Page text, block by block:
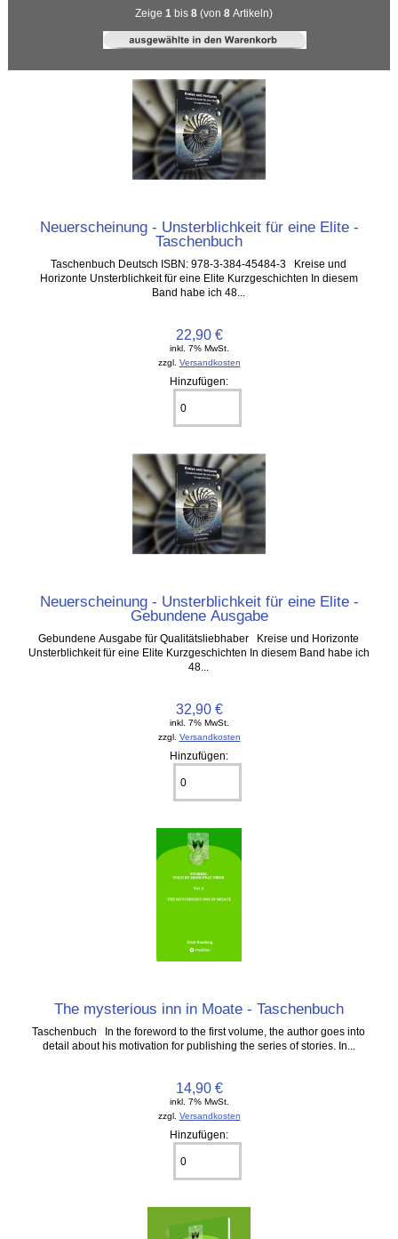
Zeige 1 bis 8(von 8Artikeln)
Neuerscheinung - Unsterblichkeit für eine Elite -
Taschenbuch
Taschenbuch Deutsch ISBN: 978-3-384-45484-3 Kreise und
Horizonte Unsterblichkeit für eine Elite Kurzgeschichten In diesem
Band habe ich 48...
22,90 €
inkl. 7% MwSt.
zzgl. Versandkosten
Hinzufügen:
Neuerscheinung - Unsterblichkeit für eine Elite -
Gebundene Ausgabe
Gebundene Ausgabe für Qualitätsliebhaber Kreise und Horizonte
Unsterblichkeit für eine Elite Kurzgeschichten In diesem Band habe ich
48...
32,90 €
inkl. 7% MwSt.
zzgl. Versandkosten
Hinzufügen:
The mysterious inn in Moate - Taschenbuch
Taschenbuch In the foreword to the first volume, the author goes into
detail about his motivation for publishing the series of stories. In...
14,90 €
inkl. 7% MwSt.
zzgl. Versandkosten
Hinzufügen: